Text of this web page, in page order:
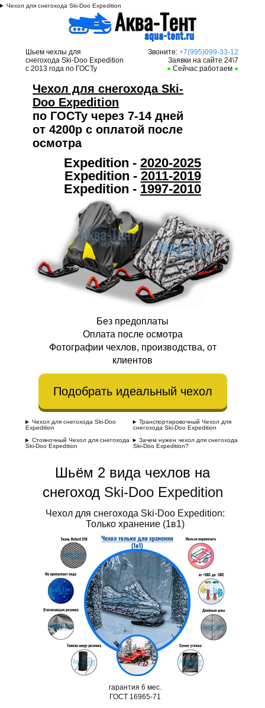
Чехол для снегохода Ski-Doo Expedition
Шьем чехлы для
снегохода Ski-Doo Expedition
с 2013 года по ГОСТу
Звоните:+7(995)099-33-12
Заявки на сайте 24\7
● Сейчас работаем ●
Чехол для снегохода Ski-
Doo Expedition
по ГОСТу через 7-14 дней
от 4200р с оплатой после
осмотра
Expedition - 2020-2025
Expedition - 2011-2019
Expedition - 1997-2010
Без предоплаты
Оплата после осмотра
Фотографии чехлов, производства, от
клиентов
Подобрать идеальный чехол
Чехол для снегохода Ski-Doo
Expedition
Транспортировочный Чехол для
снегохода Ski-Doo Expedition
Стояночный Чехол для снегохода
Ski-Doo Expedition
Зачем нужен чехол для снегохода
Ski-Doo Expedition?
Шьём 2 вида чехлов на
снегоход Ski-Doo Expedition
Чехол для снегохода Ski-Doo Expedition:
Только хранение (1в1)
гарантия 6 мес.
ГОСТ 16965-71